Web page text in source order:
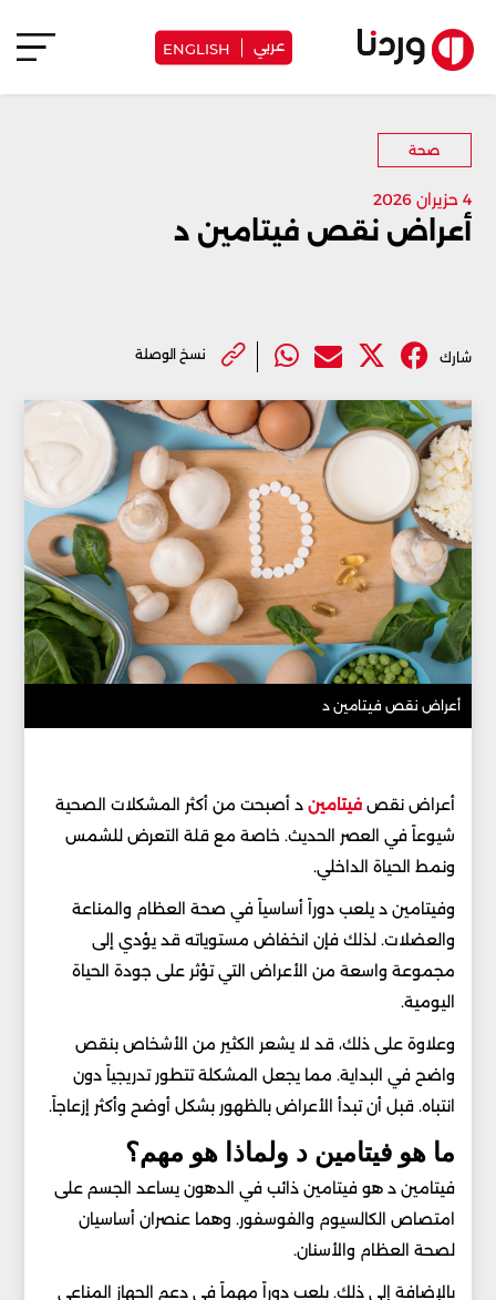
عربي ENGLISH
صحة
4 حزيران 2026
أعراض نقص فيتامين د
شارك نسخ الوصلة
أعراض نقص فيتامين د
أعراض نقصفيتامين د أصبحت من أكثر المشكلات الصحية
شيوعاً في العصر الحديث. خاصة مع قلة التعرض للشمس
ونمط الحياة الداخلي.
وفيتامين د يلعب دوراً أساسياً في صحة العظام والمناعة
والعضلات. لذلك فإن انخفاض مستوياته قد يؤدي إلى
مجموعة واسعة من الأعراض التي تؤثر على جودة الحياة
اليومية.
وعلاوة على ذلك، قد لا يشعر الكثير من الأشخاص بنقص
واضح في البداية. مما يجعل المشكلة تتطور تدريجياً دون
انتباه. قبل أن تبدأ الأعراض بالظهور بشكل أوضح وأكثر إزعاجاً.
ما هو فيتامين د ولماذا هو مهم؟
فيتامين د هو فيتامين ذائب في الدهون يساعد الجسم على
امتصاص الكالسيوم والفوسفور. وهما عنصران أساسيان
لصحة العظام والأسنان.
بالإضافة إلى ذلك. يلعب دوراً مهماً في دعم الجهاز المناعي